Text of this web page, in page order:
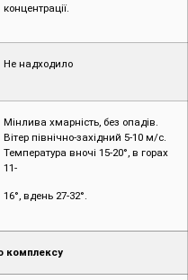
концентрації.
Не надходило
Мінлива хмарність, без опадів.
Вітер північно-західний 5-10 м/с.
Температура вночі 15-20°, в горах
11-
16°, вдень 27-32°.
комплексу